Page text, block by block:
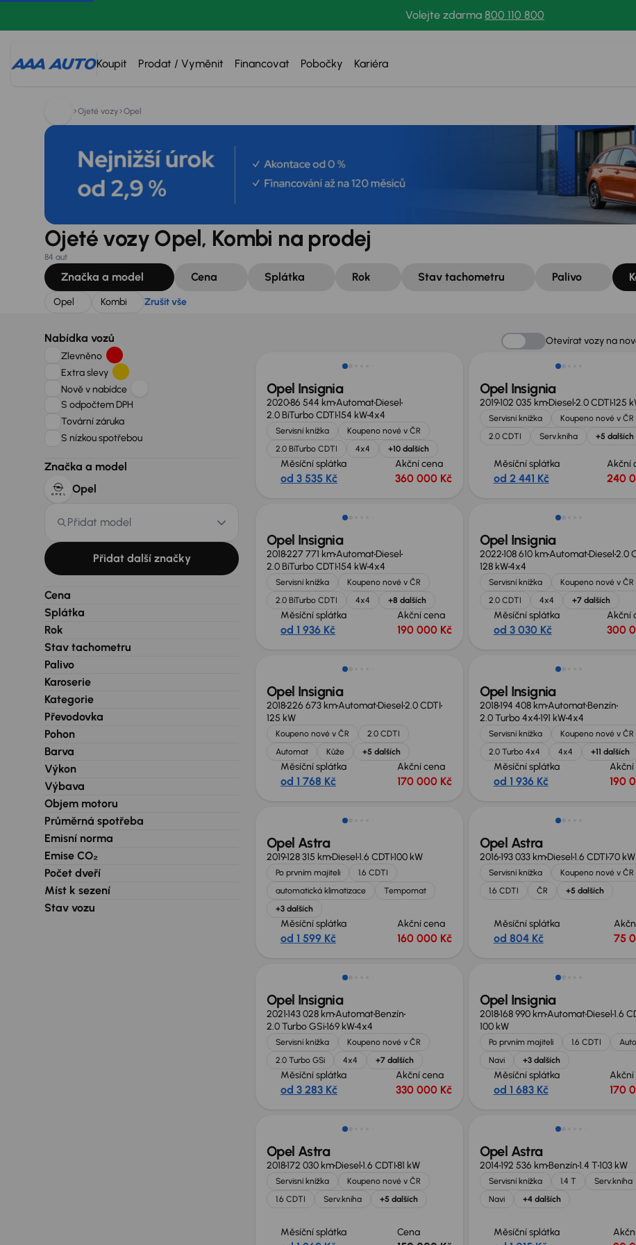
Volejte zdarma 800 110 800
Koupit Prodat / Vyměnit Financovat Pobočky Kariéra
Hledáte: Zrušit vše
Ojeté vozy Opel
Ojeté vozy Opel, Kombi na prodej
84 aut
Značka a model Cena Splátka Rok Stav tachometru Palivo
Opel Kombi Zrušit vše
Nabídka vozů
Zlevněno
Extra slevy
Nově v nabídce
S odpočtem DPH
Tovární záruka
S nízkou spotřebou
Značka a model
Opel
Přidat model
Přidat další značky
Cena
Splátka
Rok
Stav tachometru
Palivo
Karoserie
Kategorie
Převodovka
Pohon
Barva
Výkon
Výbava
Objem motoru
Průměrná spotřeba
Emisní norma
Emise CO₂
Počet dveří
Míst k sezení
Stav vozu
Otevírat vozy na
Opel Insignia
202086 544 kmAutomatDiesel
2.0 BiTurbo CDTI154 kW4x4
Servisní knížka
Koupeno nové v ČR
2.0 BiTurbo CDTI
4x4 +10 dalších
Měsíční splátka
od 3 535 Kč
Akční cena
360 000 Kč
Zlevněno o 20 000 Kč
Opel Insignia
2019102 035 kmDiesel2.0 CDTI125
Servisní knížka
Koupeno nové v ČR
2.0 CDTI
Serv.kniha +5 dalších
Měsíční splátka
od 2 441 Kč
Akční
240
Zlevněno o 60 000 Kč
Opel Insignia
2018227 771 kmAutomatDiesel
2.0 BiTurbo CDTI154 kW4x4
Servisní knížka
Koupeno nové v ČR
2.0 BiTurbo CDTI
4x4 +8 dalších
Měsíční splátka
od 1 936 Kč
Akční cena
190 000 Kč
Zlevněno o 10 000 Kč
Opel Insignia
2022108 610 kmAutomatDiesel2.0
128 kW4x4
Servisní knížka
Koupeno nové v ČR
2.0 CDTI
4x4 +7 dalších
Měsíční splátka
od 3 030 Kč
Akční
300
Zlevněno o 20 000 Kč
Opel Insignia
2018226 673 kmAutomatDiesel2.0 CDTI
125 kW
Koupeno nové v ČR
2.0 CDTI
Automat
Kůže +5 dalších
Měsíční splátka
od 1 768 Kč
Akční cena
170 000 Kč
Nově v nabídce
Opel Insignia
2018194 408 kmAutomatBenzín
2.0 Turbo 4x4191 kW4x4
Servisní knížka
Koupeno nové v ČR
2.0 Turbo 4x4
4x4 +11 dalších
Měsíční splátka
od 1 936 Kč
Akční
190
Zlevněno o 10 000 Kč
Opel Astra
2019128 315 kmDiesel1.6 CDTI100 kW
Po prvním majiteli
1.6 CDTI
automatická klimatizace
Tempomat
+3 dalších
Měsíční splátka
od 1 599 Kč
Akční cena
160 000 Kč
Zlevněno o 25 000 Kč
Opel Astra
2016193 033 kmDiesel1.6 CDTI70 kW
Servisní knížka
Koupeno nové v ČR
1.6 CDTI
ČR +5 dalších
Měsíční splátka
od 804 Kč 75
Opel Insignia
2021143 028 kmAutomatBenzín
2.0 Turbo GSi169 kW4x4
Servisní knížka
Koupeno nové v ČR
2.0 Turbo GSi
4x4 +7 dalších
Měsíční splátka
od 3 283 Kč
Akční cena
330 000 Kč
Opel Insignia
2018168 990 kmAutomatDiesel1.6
100 kW
Po prvním majiteli 1.6 CDTI
Navi
+3 dalších
Měsíční splátka
od 1 683 Kč
Akční
170
Opel Astra
2018172 030 kmDiesel1.6 CDTI81 kW
Servisní knížka
Koupeno nové v ČR
1.6 CDTI
Serv.kniha +5 dalších
Měsíční splátka Cena
Opel Astra
2014192 536 kmBenzín1.4 T103 kW
Servisní knížka 1.4 T
Serv.kniha
Navi
+4 dalších
Měsíční splátka